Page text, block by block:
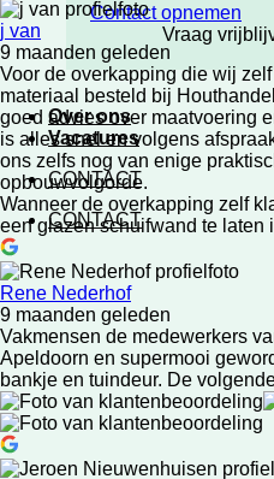
Contact opnemen
Vraag
Over ons
Vacatures
CONTACT
CONTACT
j van
9 maanden geleden
Voor de overkapping die wij
materiaal besteld bij
goed advies over maatvoering
is alles snel en volgens
ons zelfs nog van enige
opbouwvolgorde.
Wanneer de overkapping zelf
een glazen schuifwand te laten
Rene Nederhof
9 maanden geleden
Vakmensen de medewerkers
Apeldoorn en supermooi
bankje en tuindeur. De